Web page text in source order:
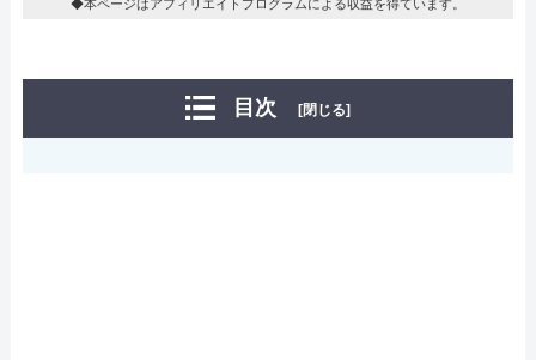
◆本ページはアフィリエイトプログラムによる収益を得ています。
目次 [閉じる]